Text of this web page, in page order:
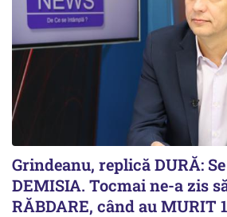
Grindeanu, replică DURĂ:
DEMISIA. Tocmai ne-a zis
RĂBDARE, când au MURIT